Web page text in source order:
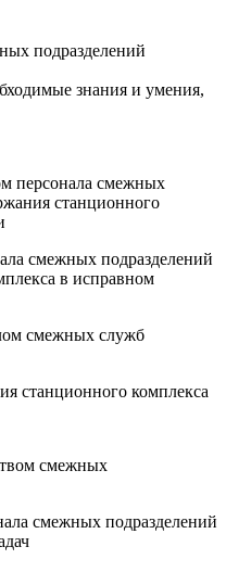
подразделений
знания и умения,
персонала смежных
станционного
смежных подразделений
в исправном
смежных служб
станционного комплекса
смежных
смежных подразделений